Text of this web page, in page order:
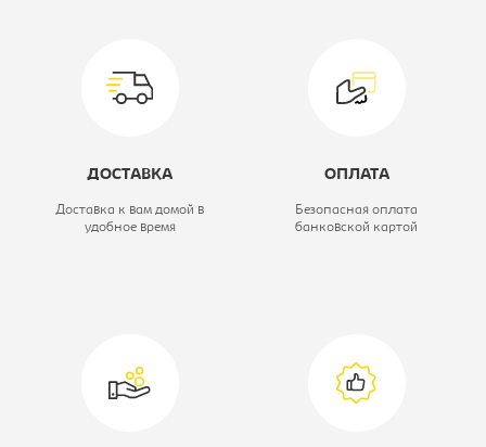
Глубина, мм: 420
Вид пуфа/банкетка:
ДОСТАВКА
Доставка к вам домой в
удобное время
ОПЛАТА
Безопасная оплата
банковской картой